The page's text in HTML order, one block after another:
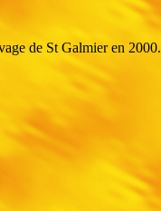
de St Galmier en 2000.